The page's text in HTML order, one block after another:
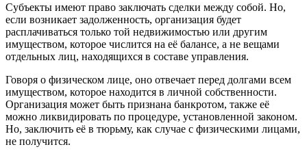
Субъекты имеют право заключать сделки между собой. Но,
если возникает задолженность, организация будет
расплачиваться только той недвижимостью или другим
имуществом, которое числится на её балансе, а не вещами
отдельных лиц, находящихся в составе управления.
Говоря о физическом лице, оно отвечает перед долгами всем
имуществом, которое находится в личной собственности.
Организация может быть признана банкротом, также её
можно ликвидировать по процедуре, установленной законом.
Но, заключить её в тюрьму, как случае с физическими лицами,
не получится.